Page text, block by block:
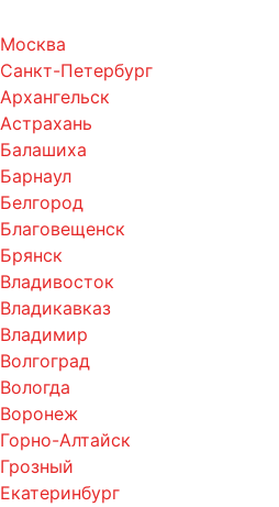
Москва
Санкт-Петербург
Архангельск
Астрахань
Балашиха
Барнаул
Белгород
Благовещенск
Брянск
Владивосток
Владикавказ
Владимир
Волгоград
Вологда
Воронеж
Горно-Алтайск
Грозный
Екатеринбург